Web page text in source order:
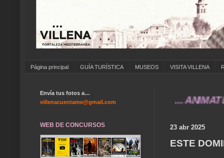
Página principal GUÍA TURÍSTICA MUSEOS VISITA VILLENA
... ANÍMATE A
23 abr 2025
ESTE
Envía tus fotos a…
villenacuentame@gmail.com
WEB DE CONCURSOS